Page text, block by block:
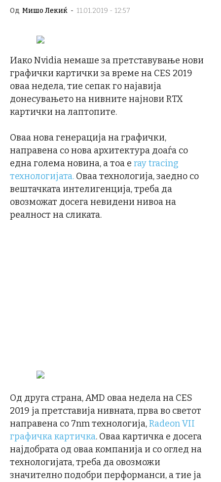
Од Мишо Лекиќ - 11.01.2019 - 12:57
Иако Nvidia немаше за претставување нови
графички картички за време на CES 2019
оваа недела, тие сепак го најавија
донесувањето на нивните најнови RTX
картички на лаптопите.
Оваа нова генерација на графички,
направена со нова архитектура доаѓа со
една голема новина, а тоа е ray tracing
технологијата. Оваа технологија, заедно со
вештачката интелигенција, треба да
овозможат досега невидени нивоа на
реалност на сликата.
Од друга страна, AMD оваа недела на CES
2019 ја претставија нивната, прва во светот
направена со 7nm технологија,Radeon VII
графичка картичка. Оваа картичка е досега
најдобрата од оваа компанија и со оглед на
технологијата, треба да овозможи
значително подобри перформанси, а тие ја